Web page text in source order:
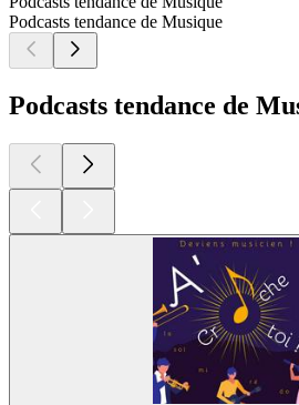
Podcasts tendance de Musique
Podcasts tendance de